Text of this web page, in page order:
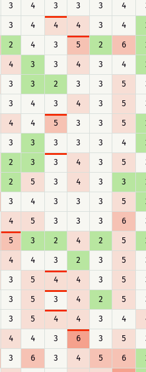
3 4 3 3 3 4
3 4 4 4 3 4
2 4 3 5 2 6
4 3 3 4 3 4
3 3 2 3 3 5
3 4 3 4 3 5
4 4 5 3 3 5
3 3 3 3 3 4
2 3 3 4 3 5
2 5 3 4 3 3
3 4 3 3 3 5
4 5 3 3 3 6
5 3 2 4 2 5
4 4 3 2 3 5
3 5 4 4 3 5
3 5 3 4 2 5
3 5 4 4 3 4
4 4 3 6 3 5
3 6 3 4 5 6